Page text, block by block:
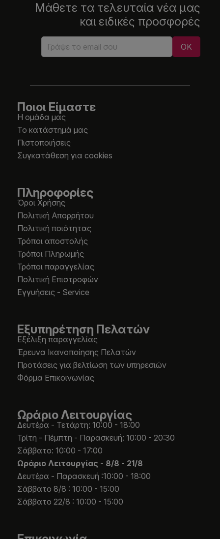
Μάθετε τα τελευταία νέα μας
και ειδικές προσφορές
Ποιοι Είμαστε
Η ομάδα μας
Το κατάστημά μας
Πιστοποιήσεις
Συγκατάθεση για cookies
Πληροφορίες
Όροι Χρήσης
Πολιτική Απορρήτου
Πολιτική ποιότητας
Τρόποι αποστολής
Τρόποι Πληρωμής
Τρόποι παραγγελίας
Πολιτική Επιστροφών
Εγγυήσεις - Service
Εξυπηρέτηση Πελατών
Εξέλιξη παραγγελίας
Έρευνα Ικανοποίησης Πελατών
Προτάσεις για βελτίωση των υπηρεσιών
Φόρμα Επικοινωνίας
Ωράριο Λειτουργίας
Δευτέρα - Τετάρτη: 10:00 - 18:00
Τρίτη - Πέμπτη - Παρασκευή: 10:00 - 20:30
Σάββατο: 10:00 - 17:00
Ωράριο Λειτουργίας - 8/8 - 21/8
Δευτέρα - Παρασκευή :10:00 - 18:00
Σάββατο 8/8 : 10:00 - 15:00
Σάββατο 22/8 : 10:00 - 15:00